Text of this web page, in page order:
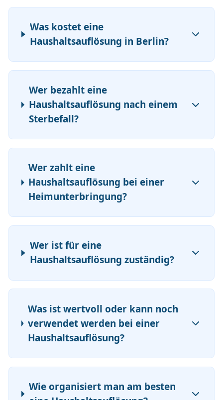
Was kostet eine
Haushaltsauflösung in Berlin?
Wer bezahlt eine
Haushaltsauflösung nach einem
Sterbefall?
Wer zahlt eine
Haushaltsauflösung bei einer
Heimunterbringung?
Wer ist für eine
Haushaltsauflösung zuständig?
Was ist wertvoll oder kann noch
verwendet werden bei einer
Haushaltsauflösung?
Wie organisiert man am besten